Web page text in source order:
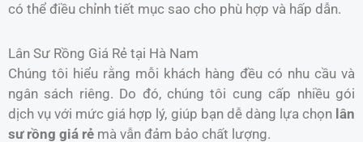
có thể điều chỉnh tiết mục sao cho phù hợp và hấp dẫn.
Lân Sư Rồng Giá Rẻ tại Hà Nam
Chúng tôi hiểu rằng mỗi khách hàng đều có nhu cầu và
ngân sách riêng. Do đó, chúng tôi cung cấp nhiều gói
dịch vụ với mức giá hợp lý, giúp bạn dễ dàng lựa chọn lân
sư rồng giá rẻ mà vẫn đảm bảo chất lượng.